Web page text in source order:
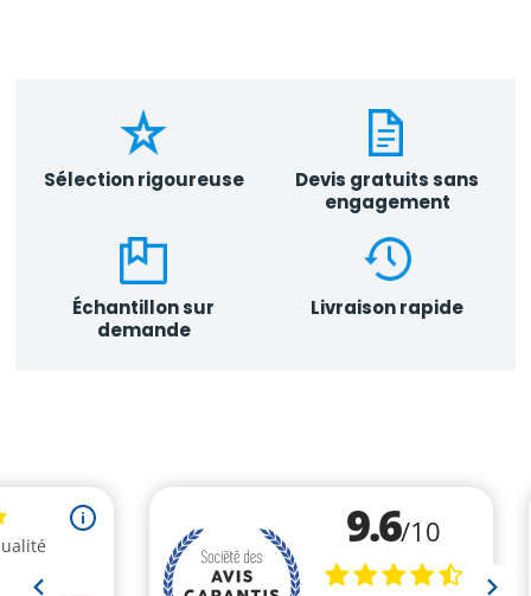
Sélection rigoureuse
Devis gratuits sans
engagement
Échantillon sur
demande
Livraison rapide